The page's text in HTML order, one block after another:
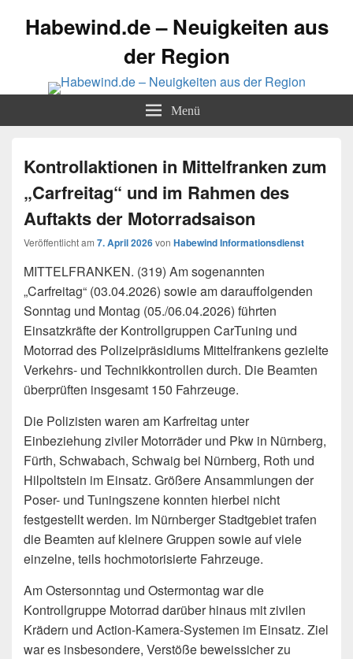
Habewind.de – Neuigkeiten aus
der Region
Menü
Kontrollaktionen in Mittelfranken zum
„Carfreitag“ und im Rahmen des
Auftakts der Motorradsaison
Veröffentlicht am 7. April 2026von Habewind Informationsdienst
MITTELFRANKEN. (319) Am sogenannten
„Carfreitag“ (03.04.2026) sowie am darauffolgenden
Sonntag und Montag (05./06.04.2026) führten
Einsatzkräfte der Kontrollgruppen CarTuning und
Motorrad des Polizeipräsidiums Mittelfrankens gezielte
Verkehrs- und Technikkontrollen durch. Die Beamten
überprüften insgesamt 150 Fahrzeuge.
Die Polizisten waren am Karfreitag unter
Einbeziehung ziviler Motorräder und Pkw in Nürnberg,
Fürth, Schwabach, Schwaig bei Nürnberg, Roth und
Hilpoltstein im Einsatz. Größere Ansammlungen der
Poser- und Tuningszene konnten hierbei nicht
festgestellt werden. Im Nürnberger Stadtgebiet trafen
die Beamten auf kleinere Gruppen sowie auf viele
einzelne, teils hochmotorisierte Fahrzeuge.
Am Ostersonntag und Ostermontag war die
Kontrollgruppe Motorrad darüber hinaus mit zivilen
Krädern und Action-Kamera-Systemen im Einsatz. Ziel
war es insbesondere, Verstöße beweissicher zu